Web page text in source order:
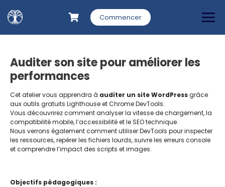
Commencer
Auditer son site pour améliorer les
performances
Cet atelier vous apprendra à auditer un site WordPressgrâce
aux outils gratuits Lighthouse et Chrome DevTools.
Vous découvrirez comment analyser la vitesse de chargement, la
compatibilité mobile, l’accessibilité et le SEO technique.
Nous verrons également comment utiliser DevTools pour inspecter
les ressources, repérer les fichiers lourds, suivre les erreurs console
et comprendre l’impact des scripts et images.
Objectifs pédagogiques :